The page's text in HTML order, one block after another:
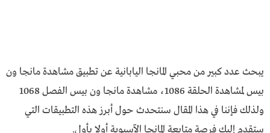
يبحث عدد كبير من محبي المانجا اليابانية عن تطبيق مشاهدة مانجا ون
بيس لمشاهدة الحلقة 1086، مشاهدة مانجا ون بيس الفصل 1068
ولذلك فإننا في هذا المقال سنتحدث حول أبرز هذه التطبيقات التي
ستقدم إليك فرصة متابعة المانجا الآسيوية أولا بأول.